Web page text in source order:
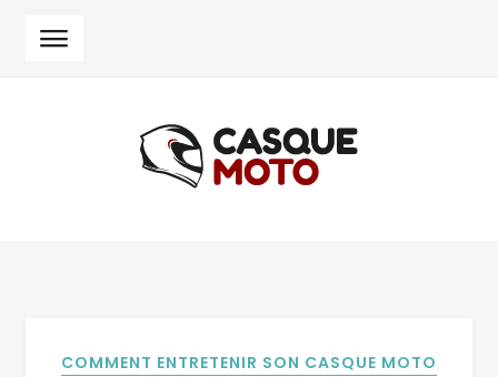
COMMENT ENTRETENIR SON CASQUE MOTO